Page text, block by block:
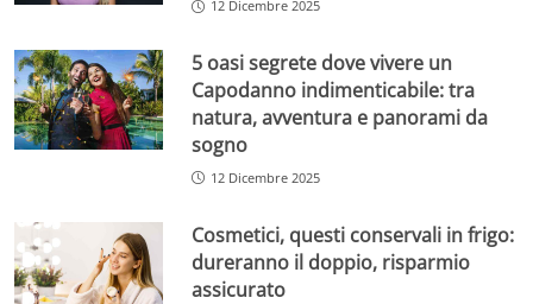
12 Dicembre 2025
5 oasi segrete dove vivere un
Capodanno indimenticabile: tra
natura, avventura e panorami da
sogno
12 Dicembre 2025
Cosmetici, questi conservali in frigo:
dureranno il doppio, risparmio
assicurato